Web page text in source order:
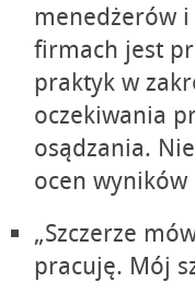
menedżerów
firmach jest
praktyk w
oczekiwania
osądzania.
ocen wyników
„Szczerze
pracuję. Mój